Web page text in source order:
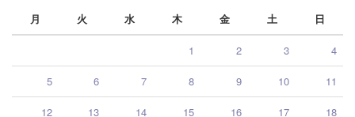
月
火 水 木 金 土 日
1 2 3 4
5 6 7 8 9 10 11
12 13 14 15 16 17 18